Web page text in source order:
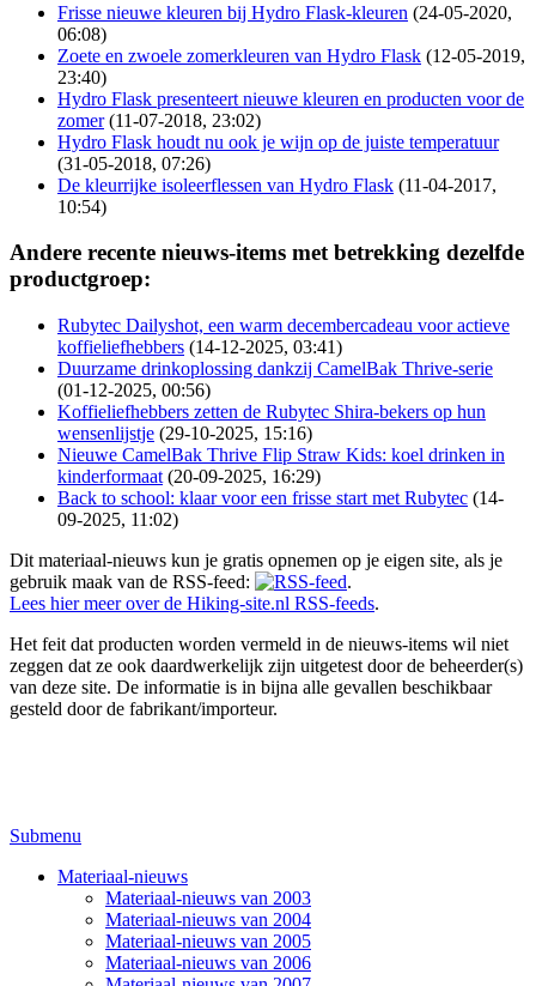
Frisse nieuwe kleuren bij Hydro Flask-kleuren (24-05-2020,
06:08)
Zoete en zwoele zomerkleuren van Hydro Flask (12-05-2019,
23:40)
Hydro Flask presenteert nieuwe kleuren en producten voor de
zomer (11-07-2018, 23:02)
Hydro Flask houdt nu ook je wijn op de juiste temperatuur
(31-05-2018, 07:26)
De kleurrijke isoleerflessen van Hydro Flask (11-04-2017,
10:54)
Andere recente nieuws-items met betrekking dezelfde
productgroep:
Rubytec Dailyshot, een warm decembercadeau voor actieve
koffieliefhebbers (14-12-2025, 03:41)
Duurzame drinkoplossing dankzij CamelBak Thrive-serie
(01-12-2025, 00:56)
Koffieliefhebbers zetten de Rubytec Shira-bekers op hun
wensenlijstje (29-10-2025, 15:16)
Nieuwe CamelBak Thrive Flip Straw Kids: koel drinken in
kinderformaat (20-09-2025, 16:29)
Back to school: klaar voor een frisse start met Rubytec (14-
09-2025, 11:02)
Dit materiaal-nieuws kun je gratis opnemen op je eigen site, als je
gebruik maak van de RSS-feed:
.
Lees hier meer over de Hiking-site.nl RSS-feeds.
Het feit dat producten worden vermeld in de nieuws-items wil niet
zeggen dat ze ook daardwerkelijk zijn uitgetest door de beheerder(s)
van deze site. De informatie is in bijna alle gevallen beschikbaar
gesteld door de fabrikant/importeur.
Submenu
Materiaal-nieuws
Materiaal-nieuws van 2003
Materiaal-nieuws van 2004
Materiaal-nieuws van 2005
Materiaal-nieuws van 2006